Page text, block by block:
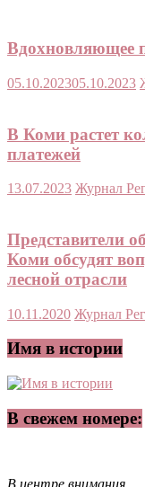
Вдохновляющее
05.10.202305.10.2023
В Коми растет
платежей
13.07.2023 Журнал
Представители
Коми обсудят
лесной отрасли
10.11.2020 Журнал
Имя в истории
В свежем номере:
В центре внимания